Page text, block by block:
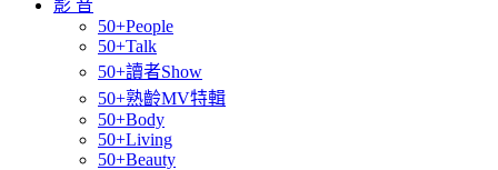
影 音
50+People
50+Talk
50+讀者Show
50+熟齡MV特輯
50+Body
50+Living
50+Beauty